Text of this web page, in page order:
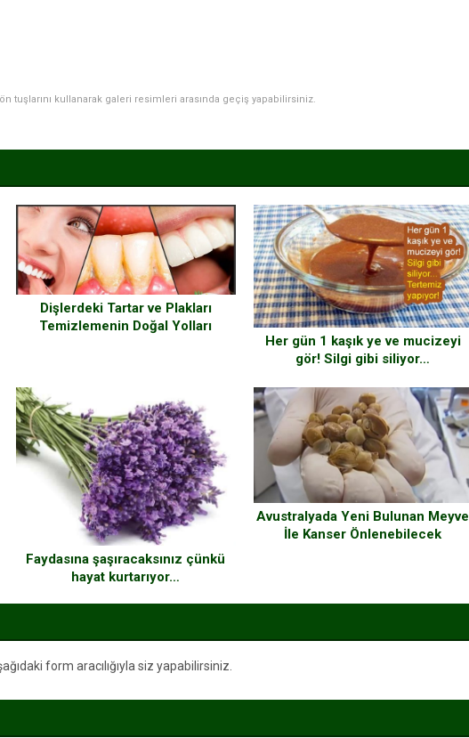
tuşlarını kullanarak galeri resimleri arasında geçiş yapabilirsiniz.
Dişlerdeki Tartar ve Plakları
Temizlemenin Doğal Yolları
Her gün 1 kaşık ye ve mucizeyi
gör! Silgi gibi siliyor…
Faydasına şaşıracaksınız çünkü
hayat kurtarıyor…
Avustralyada Yeni Bulunan Meyve
İle Kanser Önlenebilecek
form aracılığıyla siz yapabilirsiniz.